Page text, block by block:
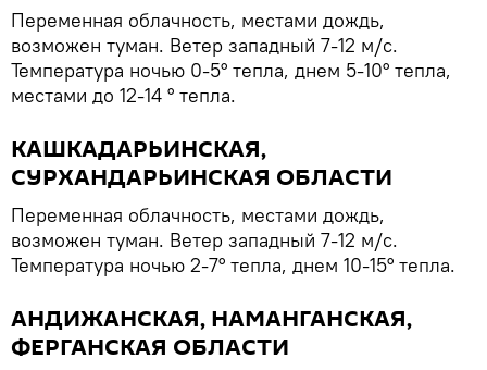
Переменная облачность, местами дождь,
возможен туман. Ветер западный 7-12 м/с.
Температура ночью 0-5° тепла, днем 5-10° тепла,
местами до 12-14 ° тепла.
КАШКАДАРЬИНСКАЯ,
СУРХАНДАРЬИНСКАЯ ОБЛАСТИ
Переменная облачность, местами дождь,
возможен туман. Ветер западный 7-12 м/с.
Температура ночью 2-7° тепла, днем 10-15° тепла.
АНДИЖАНСКАЯ, НАМАНГАНСКАЯ,
ФЕРГАНСКАЯ ОБЛАСТИ